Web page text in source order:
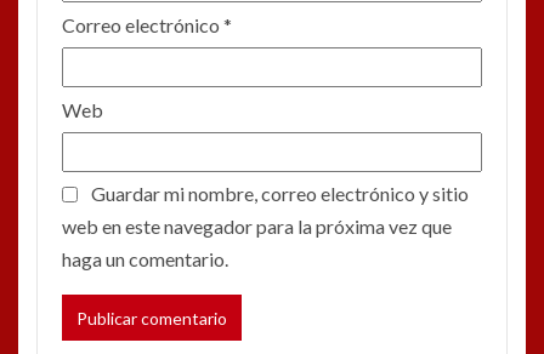
Correo electrónico *
Web
Guardar mi nombre, correo electrónico y sitio
web en este navegador para la próxima vez que
haga un comentario.